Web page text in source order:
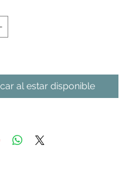
al estar disponible